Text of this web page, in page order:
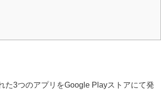
た3つのアプリをGoogle Playストアにて発